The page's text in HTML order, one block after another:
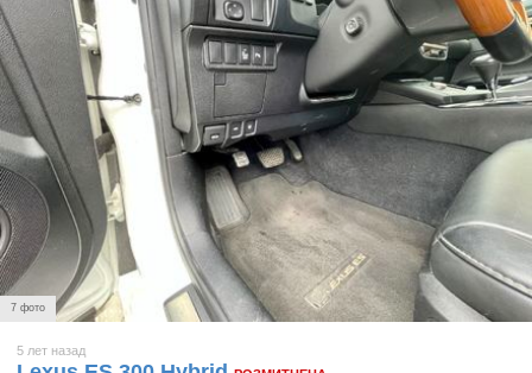
7 фото
5 лет назад